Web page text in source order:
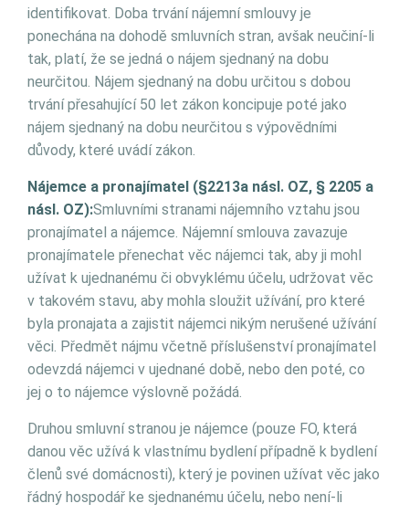
identifikovat. Doba trvání nájemní smlouvy je
ponechána na dohodě smluvních stran, avšak neučiní-li
tak, platí, že se jedná o nájem sjednaný na dobu
neurčitou. Nájem sjednaný na dobu určitou s dobou
trvání přesahující 50 let zákon koncipuje poté jako
nájem sjednaný na dobu neurčitou s výpovědními
důvody, které uvádí zákon.
Nájemce a pronajímatel (§2213a násl. OZ, § 2205 a
násl. OZ):Smluvními stranami nájemního vztahu jsou
pronajímatel a nájemce. Nájemní smlouva zavazuje
pronajímatele přenechat věc nájemci tak, aby ji mohl
užívat k ujednanému či obvyklému účelu, udržovat věc
v takovém stavu, aby mohla sloužit užívání, pro které
byla pronajata a zajistit nájemci nikým nerušené užívání
věci. Předmět nájmu včetně příslušenství pronajímatel
odevzdá nájemci v ujednané době, nebo den poté, co
jej o to nájemce výslovně požádá.
Druhou smluvní stranou je nájemce (pouze FO, která
danou věc užívá k vlastnímu bydlení případně k bydlení
členů své domácnosti), který je povinen užívat věc jako
řádný hospodář ke sjednanému účelu, nebo není-li